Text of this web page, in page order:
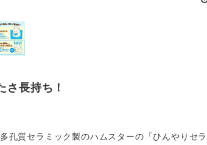
さ長持ち！
孔質セラミック製のハムスターの「ひんやりセラ